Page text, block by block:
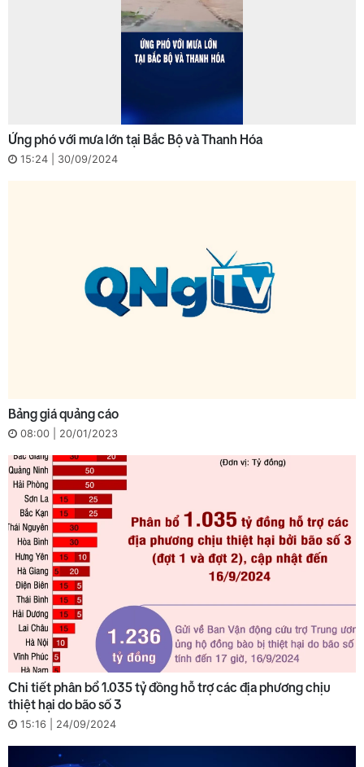
Ứng phó với mưa lớn tại Bắc Bộ và Thanh Hóa
15:24 | 30/09/2024
Bảng giá quảng cáo
08:00 | 20/01/2023
Chi tiết phân bổ 1.035 tỷ đồng hỗ trợ các địa phương chịu
thiệt hại do bão số 3
15:16 | 24/09/2024